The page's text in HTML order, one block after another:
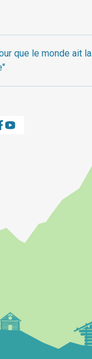
que le monde ait la